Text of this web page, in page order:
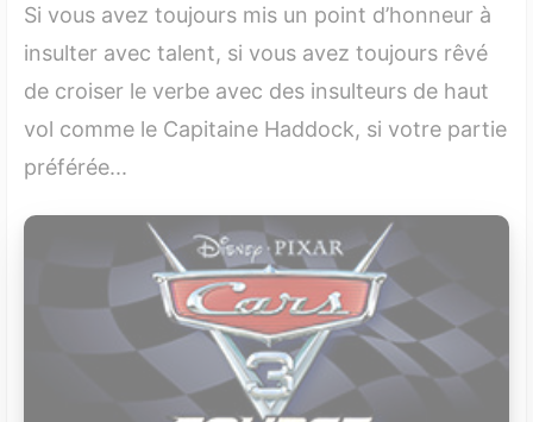
Si vous avez toujours mis un point d’honneur à
insulter avec talent, si vous avez toujours rêvé
de croiser le verbe avec des insulteurs de haut
vol comme le Capitaine Haddock, si votre partie
préférée...